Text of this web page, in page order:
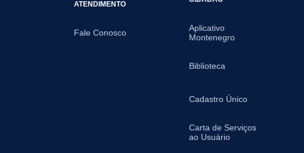
ATENDIMENTO
Fale Conosco
Aplicativo
Montenegro
Biblioteca
Cadastro Único
Carta de Serviços
ao Usuário